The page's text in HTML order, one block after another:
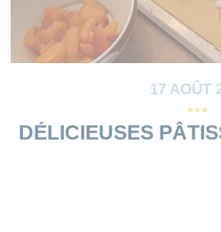
17 AOÛT
DÉLICIEUSES